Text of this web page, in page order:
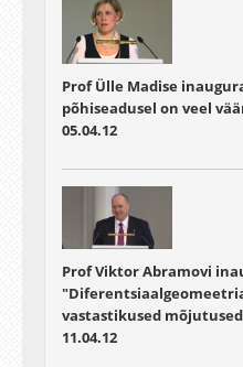
Prof Ülle Madise
põhiseadusel on veel
05.04.12
Prof Viktor Abramovi
vastastikused
11.04.12